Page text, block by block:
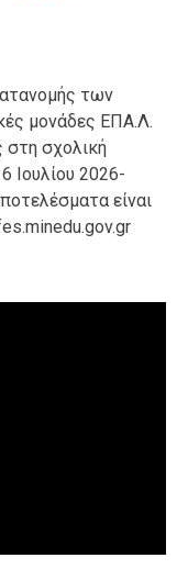
των
μονάδες ΕΠΑ.Λ.
στη σχολική
Ιουλίου 2026-
είναι